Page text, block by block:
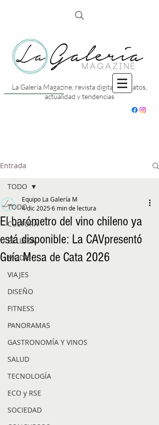
La Galería Magazine, revista digital con datos,
actualidad y tendencias
Entrada
TODO
CULTURA
BELLEZA
MODA
VIAJES
DISEÑO
FITNESS
PANORAMAS
GASTRONOMÍA Y VINOS
SALUD
TECNOLOGÍA
ECO y RSE
SOCIEDAD
TODO
El barómetro del vino chileno ya
está disponible: La CAVpresentó
Guía Mesa de Cata 2026
Equipo La Galería M
4 dic 20256 min de lectura